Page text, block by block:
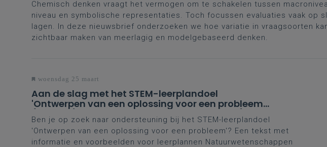
Chemisch denken vraagt het vermogen om te schakelen tussen
niveau en symbolische representaties. Toch focussen evaluaties vaak op
lagen. In deze nieuwsbrief onderzoeken we hoe variatie in vraagsoorten
zichtbaar maken van meerlagig en modelgebaseerd denken.
woensdag 25 maart
Aan de slag met het STEM-leerplandoel
'Ontwerpen van een oplossing voor een probleem'
(D- en D/A-finaliteit tweede en derde graad)
Ben je op zoek naar ondersteuning bij het STEM-leerplandoel
'Ontwerpen van een oplossing voor een probleem'? Een tekst met
informatie en voorbeelden voor leerplannen Natuurwetenschappen